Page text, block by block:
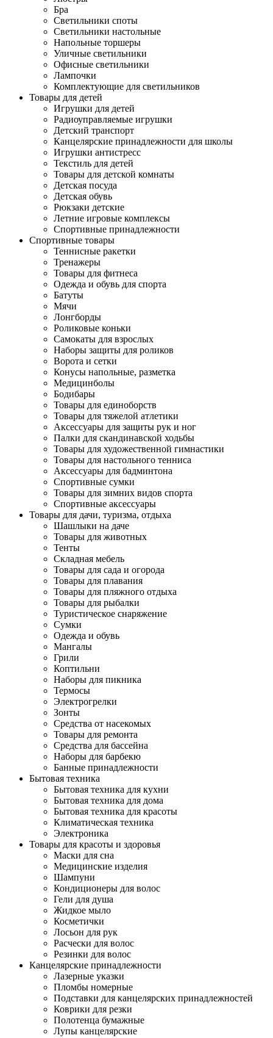
Бра
Светильники споты
Светильники настольные
Напольные торшеры
Уличные светильники
Офисные светильники
Лампочки
Комплектующие для светильников
Товары для детей
Игрушки для детей
Радиоуправляемые игрушки
Детский транспорт
Канцелярские принадлежности для школы
Игрушки антистресс
Текстиль для детей
Товары для детской комнаты
Детская посуда
Детская обувь
Рюкзаки детские
Летние игровые комплексы
Спортивные принадлежности
Спортивные товары
Теннисные ракетки
Тренажеры
Товары для фитнеса
Одежда и обувь для спорта
Батуты
Мячи
Лонгборды
Роликовые коньки
Самокаты для взрослых
Наборы защиты для роликов
Ворота и сетки
Конусы напольные, разметка
Медицинболы
Бодибары
Товары для единоборств
Товары для тяжелой атлетики
Аксессуары для защиты рук и ног
Палки для скандинавской ходьбы
Товары для художественной гимнастики
Товары для настольного тенниса
Аксессуары для бадминтона
Спортивные сумки
Товары для зимних видов спорта
Спортивные аксессуары
Товары для дачи, туризма, отдыха
Шашлыки на даче
Товары для животных
Тенты
Складная мебель
Товары для сада и огорода
Товары для плавания
Товары для пляжного отдыха
Товары для рыбалки
Туристическое снаряжение
Сумки
Одежда и обувь
Мангалы
Грили
Коптильни
Наборы для пикника
Термосы
Электрогрелки
Зонты
Средства от насекомых
Товары для ремонта
Средства для бассейна
Наборы для барбекю
Банные принадлежности
Бытовая техника
Бытовая техника для кухни
Бытовая техника для дома
Бытовая техника для красоты
Климатическая техника
Электроника
Товары для красоты и здоровья
Маски для сна
Медицинские изделия
Шампуни
Кондиционеры для волос
Гели для душа
Жидкое мыло
Косметички
Лосьон для рук
Расчески для волос
Резинки для волос
Канцелярские принадлежности
Лазерные указки
Пломбы номерные
Подставки для канцелярских принадлежностей
Коврики для резки
Полотенца бумажные
Лупы канцелярские